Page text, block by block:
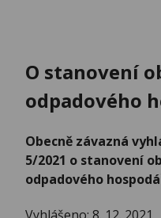
O stanovení
odpadového
Obecně závazná
5/2021 o stanovení
odpadového